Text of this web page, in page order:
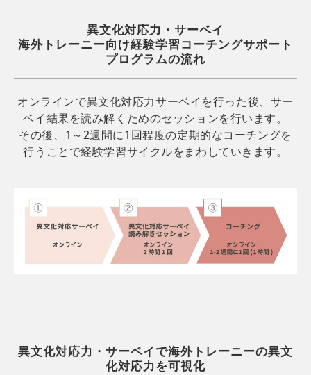
異文化対応力・サーベイ
海外トレーニー向け経験学習コーチングサポート
プログラムの流れ
オンラインで異文化対応力サーベイを行った後、サー
ベイ結果を読み解くためのセッションを行います。
その後、1～2週間に1回程度の定期的なコーチングを
行うことで経験学習サイクルをまわしていきます。
異文化対応力・サーベイで海外トレーニーの異文
化対応力を可視化